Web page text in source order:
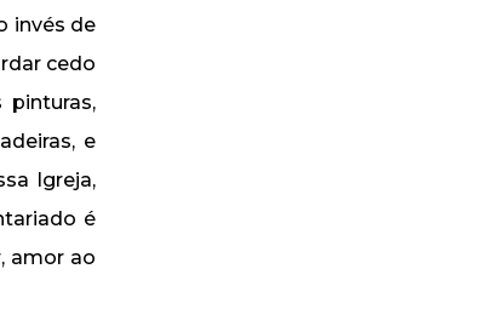
invés de
cedo
pinturas,
e
Igreja,
é
amor ao